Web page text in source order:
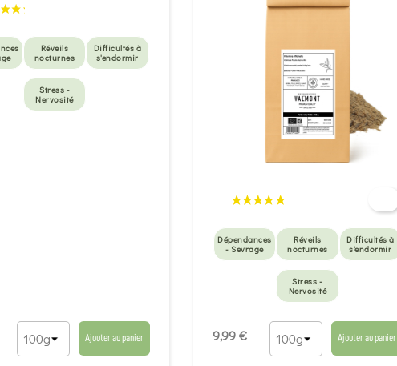
Réveils
nocturnes
Difficultés à
s'endormir
Stress -
Nervosité
Ajouter au panier
Dépendances
- Sevrage
Réveils
nocturnes
Difficultés à
s'endormir
Stress -
Nervosité
9,99 € Ajouter au panier